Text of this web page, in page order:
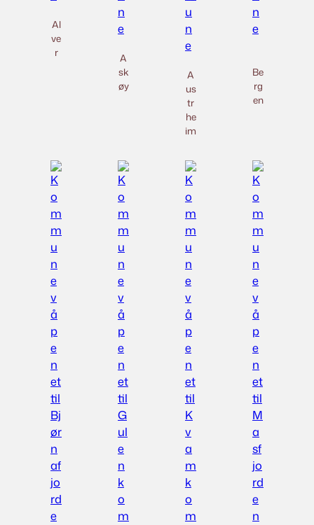
Al
ve
r
A
sk
øy
A
us
tr
he
im
Be
rg
en